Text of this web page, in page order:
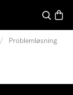
Søk
/ Problemløsning